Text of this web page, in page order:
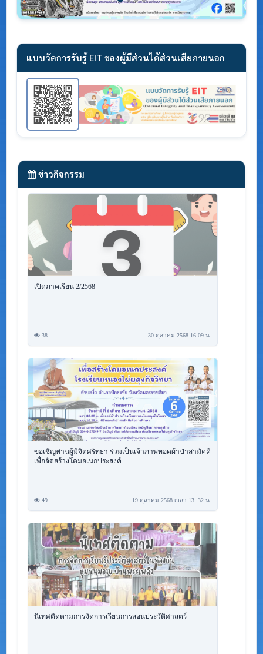
แบบวัดการรับรู้ EIT ของผู้มีส่วนได้ส่วนเสียภายนอก
ข่าวกิจกรรม
เปิดภาคเรียน 2/2568
38 30 ตุลาคม 2568 16.09 น.
ขอเชิญท่านผู้มีจิตศรัทธา ร่วมเป็นเจ้าภาพทอดผ้าป่าสามัคคี
เพื่อจัดสร้างโดมอเนกประสงค์
49 19 ตุลาคม 2568 เวลา 13. 32 น.
นิเทศติดตามการจัดการเรียนการสอนประวัติศาสตร์